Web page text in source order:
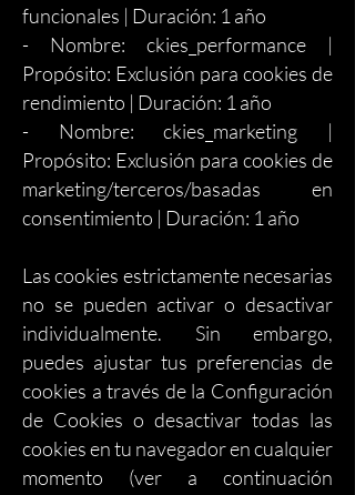
funcionales | Duración: 1 año
- Nombre: ckies_performance |
Propósito: Exclusión para cookies de
rendimiento | Duración: 1 año
- Nombre: ckies_marketing |
Propósito: Exclusión para cookies de
marketing/terceros/basadas en
consentimiento | Duración: 1 año
Las cookies estrictamente necesarias
no se pueden activar o desactivar
individualmente. Sin embargo,
puedes ajustar tus preferencias de
cookies a través de la Configuración
de Cookies o desactivar todas las
cookies en tu navegador en cualquier
momento (ver a continuación